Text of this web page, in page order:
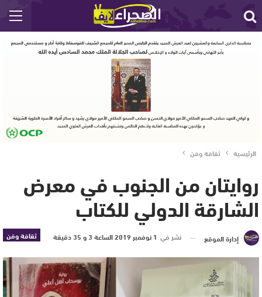
الرئيسية ثقافة وفن
روايتان من الجنوب في معرض
الشارقة الدولي للكتاب
ثقافة وفن إدارة الموقع نشر في 1 نوفمبر 2019 الساعة 3 و 35 دقيقة